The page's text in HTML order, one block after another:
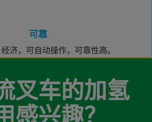
可靠
济，可自动操作，可靠性高。
叉车的加氢